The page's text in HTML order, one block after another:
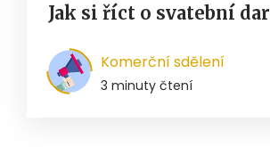
Jak si říct o svatební dar
Komerční sdělení
3 minuty čtení